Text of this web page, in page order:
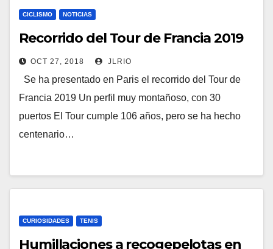
CICLISMO NOTICIAS
Recorrido del Tour de Francia 2019
OCT 27, 2018 JLRIO
Se ha presentado en Paris el recorrido del Tour de
Francia 2019 Un perfil muy montañoso, con 30
puertos El Tour cumple 106 años, pero se ha hecho
centenario…
CURIOSIDADES TENIS
Humillaciones a recogepelotas en